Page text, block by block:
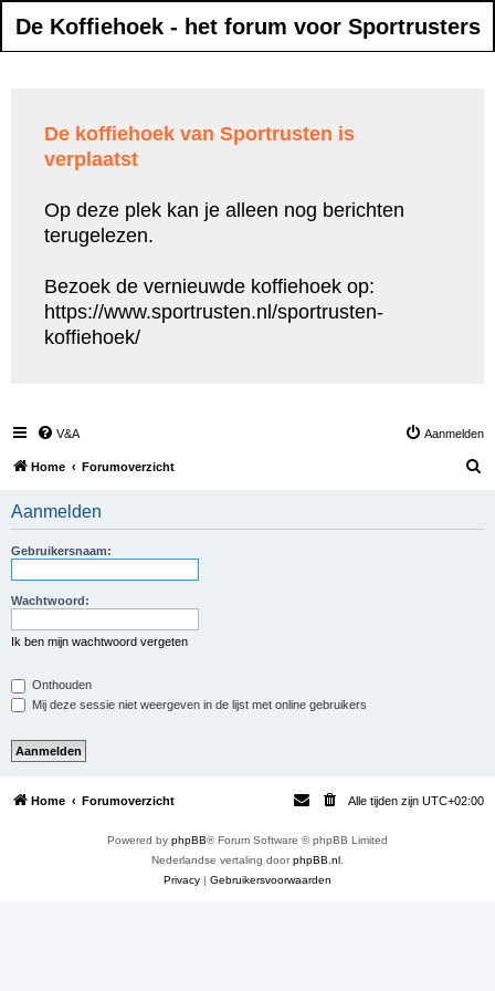
De Koffiehoek - het forum voor Sportrusters
De koffiehoek van Sportrusten is
verplaatst
Op deze plek kan je alleen nog berichten
terugelezen.
Bezoek de vernieuwde koffiehoek op:
https://www.sportrusten.nl/sportrusten-
koffiehoek/
V&A Aanmelden
Home Forumoverzicht
Aanmelden
Gebruikersnaam:
Wachtwoord:
Ik ben mijn wachtwoord vergeten
Onthouden
Mij deze sessie niet weergeven in de lijst met online gebruikers
Home Forumoverzicht Alle tijden zijn UTC+02:00
Powered by phpBB® Forum Software © phpBB Limited
Nederlandse vertaling doorphpBB.nl.
Privacy | Gebruikersvoorwaarden